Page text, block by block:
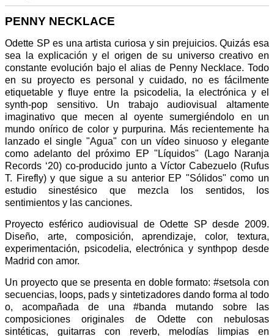
PENNY NECKLACE
Odette SP es una artista curiosa y sin prejuicios. Quizás esa
sea la explicación y el origen de su universo creativo en
constante evolución bajo el alias de Penny Necklace. Todo
en su proyecto es personal y cuidado, no es fácilmente
etiquetable y fluye entre la psicodelia, la electrónica y el
synth-pop sensitivo. Un trabajo audiovisual altamente
imaginativo que mecen al oyente sumergiéndolo en un
mundo onírico de color y purpurina. Más recientemente ha
lanzado el single "Agua" con un vídeo sinuoso y elegante
como adelanto del próximo EP "Líquidos" (Lago Naranja
Records ‘20) co-producido junto a Víctor Cabezuelo (Rufus
T. Firefly) y que sigue a su anterior EP "Sólidos" como un
estudio sinestésico que mezcla los sentidos, los
sentimientos y las canciones.
Proyecto esférico audiovisual de Odette SP desde 2009.
Diseño, arte, composición, aprendizaje, color, textura,
experimentación, psicodelia, electrónica y synthpop desde
Madrid con amor.
Un proyecto que se presenta en doble formato: #setsola con
secuencias, loops, pads y sintetizadores dando forma al todo
o, acompañada de una #banda mutando sobre las
composiciones originales de Odette con nebulosas
sintéticas, guitarras con reverb, melodías limpias en